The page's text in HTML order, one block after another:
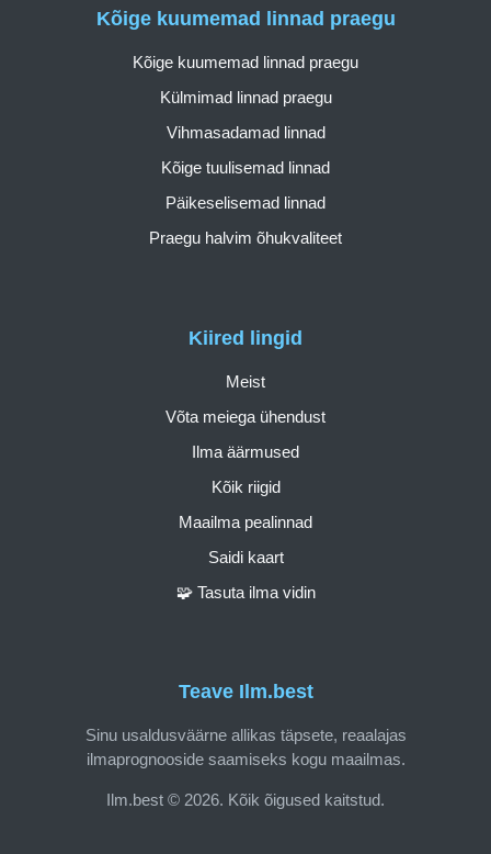
Teave Ilm.best
Sinu usaldusväärne allikas täpsete, reaalajas
ilmaprognooside saamiseks kogu maailmas.
Ilm.best © 2026. Kõik õigused kaitstud.
Kiired lingid
Meist
Võta meiega ühendust
Ilma äärmused
Kõik riigid
Maailma pealinnad
Saidi kaart
🧩 Tasuta ilma vidin
Kõige kuumemad linnad praegu
Kõige kuumemad linnad praegu
Külmimad linnad praegu
Vihmasadamad linnad
Kõige tuulisemad linnad
Päikeselisemad linnad
Praegu halvim õhukvaliteet